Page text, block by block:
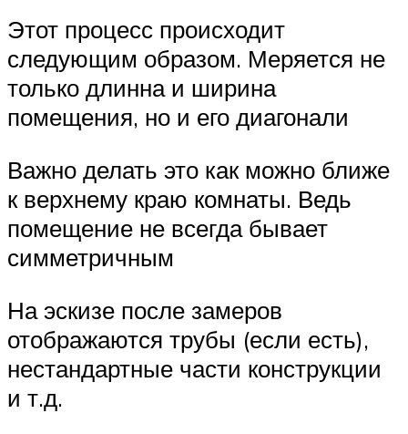
Этот процесс происходит
следующим образом. Меряется не
только длинна и ширина
помещения, но и его диагонали
Важно делать это как можно ближе
к верхнему краю комнаты. Ведь
помещение не всегда бывает
симметричным
На эскизе после замеров
отображаются трубы (если есть),
нестандартные части конструкции
и т.д.